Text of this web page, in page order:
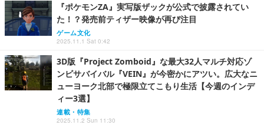
『ポケモンZA』実写版ザックが公式で披露されてい
た！？発売前ティザー映像が再び注目
ゲーム文化
2025.11.1 Sat 0:42
3D版『Project Zomboid』な最大32人マルチ対応ゾ
ンビサバイバル『VEIN』が今密かにアツい。広大なニ
ューヨーク北部で極限立てこもり生活【今週のインデ
ィー3選】
連載・特集
2025.11.2 Sun 11:30